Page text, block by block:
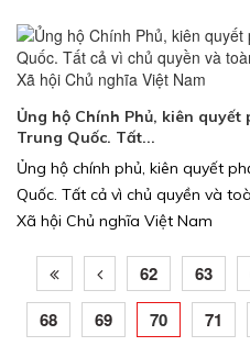
Ủng hộ Chính Phủ, kiên
Trung Quốc. Tất...
Ủng hộ chính phủ, kiên quyết
Quốc. Tất cả vì chủ quyền và
Xã hội Chủ nghĩa Việt Nam
62 63
68
69 70 71